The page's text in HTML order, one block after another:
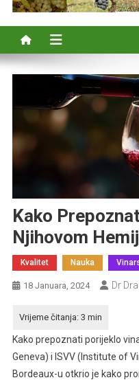
Kako
Njihovom
Kvalitet Nauka
18 Januara, 2024 Dr
Kako prepoznati porijeklo
Geneva) i ISVV (Institute of
Bordeaux-u otkrio je kako